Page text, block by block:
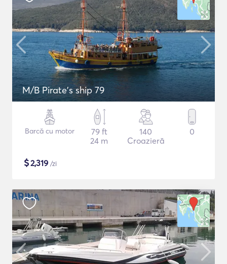
M/B Pirate's ship 79
Barcă cu motor
79 ft
24 m
140
Croazieră
0
$2,319 /zi